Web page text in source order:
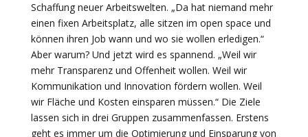
Schaffung neuer Arbeitswelten. „Da hat niemand mehr
einen fixen Arbeitsplatz, alle sitzen im open space und
können ihren Job wann und wo sie wollen erledigen.“
Aber warum? Und jetzt wird es spannend. „Weil wir
mehr Transparenz und Offenheit wollen. Weil wir
Kommunikation und Innovation fördern wollen. Weil
wir Fläche und Kosten einsparen müssen.“ Die Ziele
lassen sich in drei Gruppen zusammenfassen. Erstens
geht es immer um die Optimierung und Einsparung von